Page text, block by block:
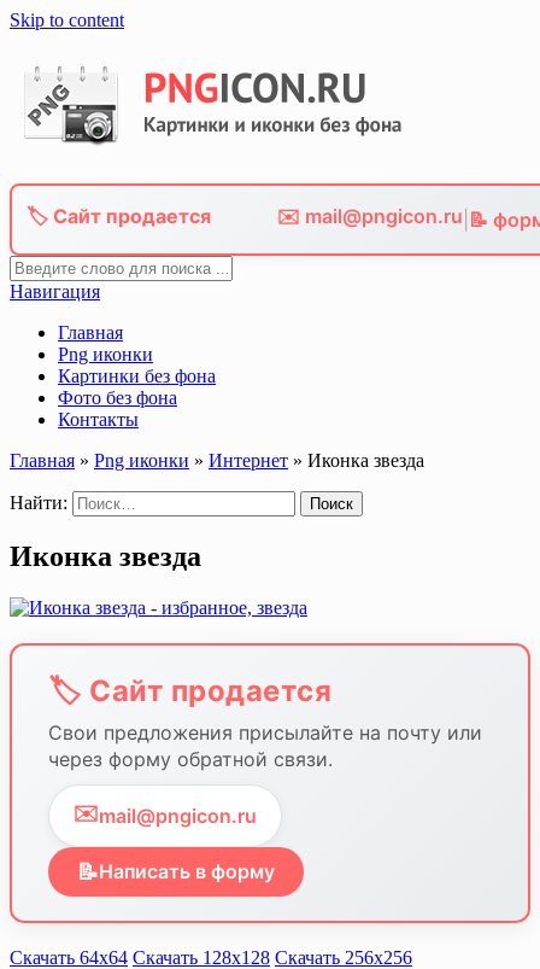
Skip to content
🏷️ Сайт продается ✉️ mail@pngicon.ru 📝
Навигация
Главная
Png иконки
Картинки без фона
Фото без фона
Контакты
Главная » Png иконки » Интернет » Иконка звезда
Найти:
Иконка звезда
🏷️ Сайт продается
Свои предложения присылайте на почту или
через форму обратной связи.
✉️mail@pngicon.ru
📝Написать в форму
Скачать 64х64 Скачать 128х128 Скачать 256х256